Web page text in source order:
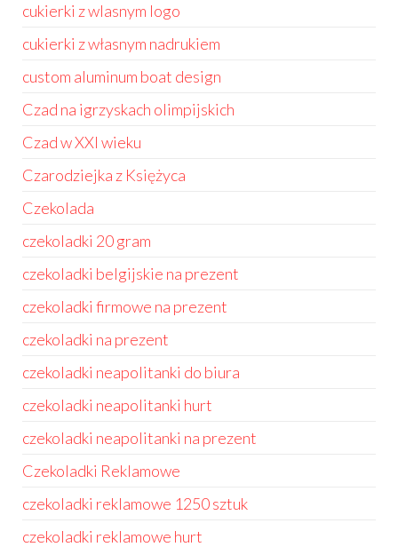
cukierki z wlasnym logo
cukierki z własnym nadrukiem
custom aluminum boat design
Czad na igrzyskach olimpijskich
Czad w XXI wieku
Czarodziejka z Księżyca
Czekolada
czekoladki 20 gram
czekoladki belgijskie na prezent
czekoladki firmowe na prezent
czekoladki na prezent
czekoladki neapolitanki do biura
czekoladki neapolitanki hurt
czekoladki neapolitanki na prezent
Czekoladki Reklamowe
czekoladki reklamowe 1250 sztuk
czekoladki reklamowe hurt